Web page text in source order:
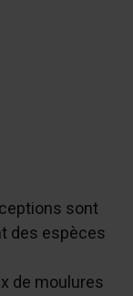
sont
des espèces
de moulures